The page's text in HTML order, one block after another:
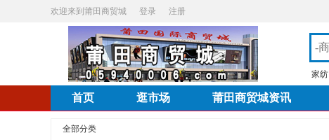
欢迎来到莆田商贸城 登录 注册
家纺
首页 逛市场 莆田商贸城资讯
全部分类